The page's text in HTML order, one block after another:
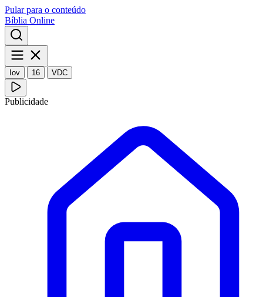
Pular para o conteúdo
Bíblia Online
Iov 16 VDC
Publicidade